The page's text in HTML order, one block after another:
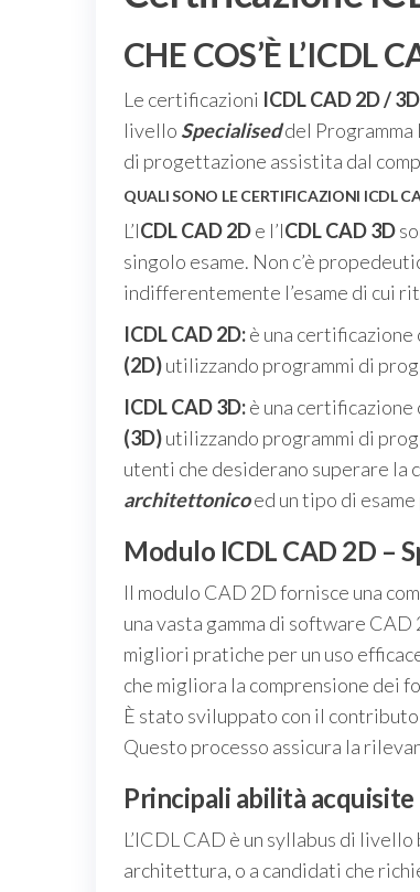
CHE COS’È L’ICDL
Le certificazioni ICDL CAD 2D / 3D
livello Specialiseddel Programma
di progettazione assistita dal
QUALI SONO LE CERTIFICAZIONI ICDL
L’ICDL CAD 2De l’ICDL CAD 3D
singolo esame. Non c’è
indifferentemente l’esame di cui
ICDL CAD 2D:è una certificazione
(2D)utilizzando programmi di
ICDL CAD 3D:è una certificazione
(3D)utilizzando programmi di
utenti che desiderano superare
architettonicoed un tipo di
Modulo ICDL CAD 2D –
Il modulo CAD 2D fornisce una
una vasta gamma di software
migliori pratiche per un uso
che migliora la comprensione dei
È stato sviluppato con il
Questo processo assicura la
Principali abilità acquisite
L’ICDL CAD è un syllabus di
architettura, o a candidati che